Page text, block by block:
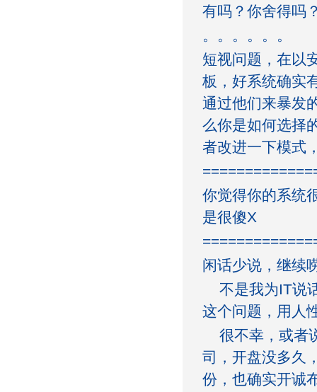
有吗？你舍得吗
。。。。。。
短视问题，在以
板，好系统确实
通过他们来暴发
么你是如何选择
者改进一下模式
你觉得你的系统
是很傻X
闲话少说，继续
不是我为IT说
这个问题，用人
很不幸，或者
司，开盘没多久
份，也确实开诚